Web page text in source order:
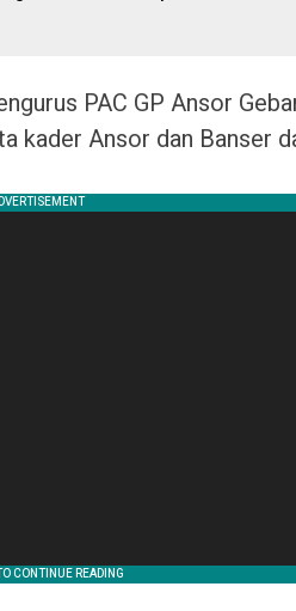
PAC GP Ansor
kader Ansor dan Banser